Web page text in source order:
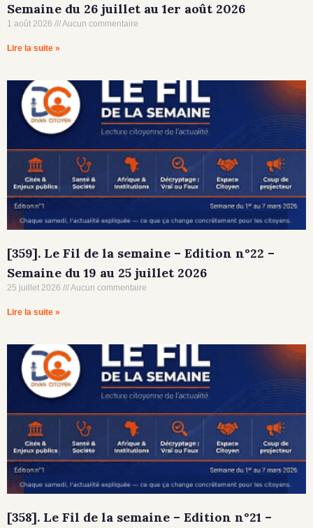
Semaine du 26 juillet au 1er août 2026
1 août 2026 Aucun commentaire
Lire la suite »
[359]. Le Fil de la semaine – Edition n°22 –
Semaine du 19 au 25 juillet 2026
25 juillet 2026 Aucun commentaire
Lire la suite »
[358]. Le Fil de la semaine – Edition n°21 –